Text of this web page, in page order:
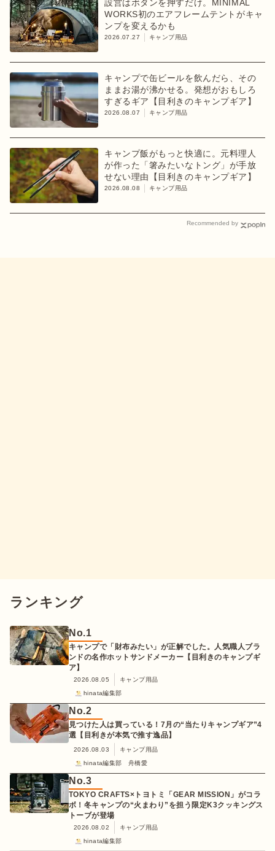
設営はボタンを押すだけ。MINIMAL
WORKS初のエアフレームテントがキャ
ンプを変えるかも
2026.07.27 キャンプ用品
キャンプで缶ビールを飲んだら、その
ままお湯が沸かせる。発想がおもしろ
すぎるギア【目利きのキャンプギア】
2026.08.07 キャンプ用品
キャンプ飯がもっと快適に。元料理人
が作った「箸みたいなトング」が手放
せない理由【目利きのキャンプギア】
2026.08.08 キャンプ用品
Recommended by
ランキング
No.1
キャンプで「財布みたい」が正解でした。人気職人ブラ
ンドの名作ホットサンドメーカー【目利きのキャンプギ
ア】
2026.08.05
キャンプ用品
hinata編集部
No.2
見つけた人は買っている！7月の“当たりキャンプギア”4
選【目利きが本気で推す逸品】
2026.08.03
キャンプ用品
hinata編集部 舟橋愛
No.3
TOKYO CRAFTS×トヨトミ「GEAR MISSION」がコラ
ボ！冬キャンプの“火まわり”を担う限定K3クッキングス
トーブが登場
2026.08.02
キャンプ用品
hinata編集部